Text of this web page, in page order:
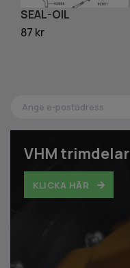
VHM trimdelar
KLICKA HÄR
SEAL-OIL
87 kr